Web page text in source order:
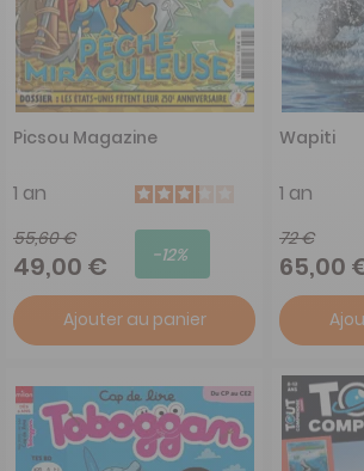
Picsou Magazine
1 an
55,60 €
49,00 € -12%
Ajouter au panier
Wapiti
1 an
72 €
65,00